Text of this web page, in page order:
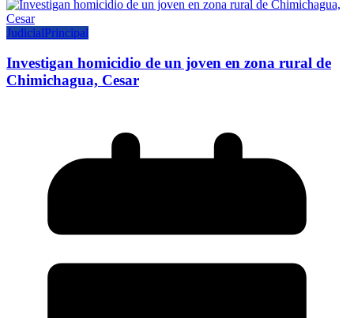
JudicialPrincipal
Investigan homicidio de un joven en zona rural de
Chimichagua, Cesar